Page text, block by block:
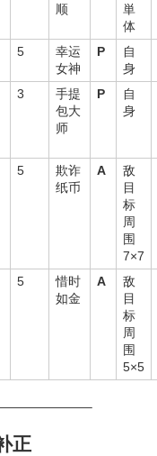
顺
単
体
5
幸运
女神
P
自
身
3
手提
包大
师
P
自
身
5
欺诈
纸币
A
敌
目
标
周
围
7×7
5
惜时
如金
A
敌
目
标
周
围
5×5
正